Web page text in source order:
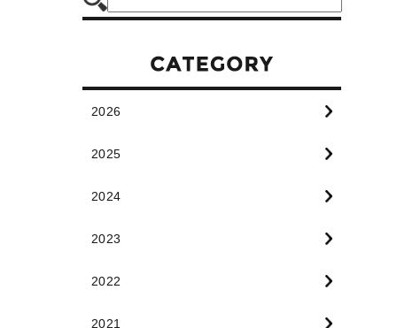
2026
2025
2024
2023
2022
2021